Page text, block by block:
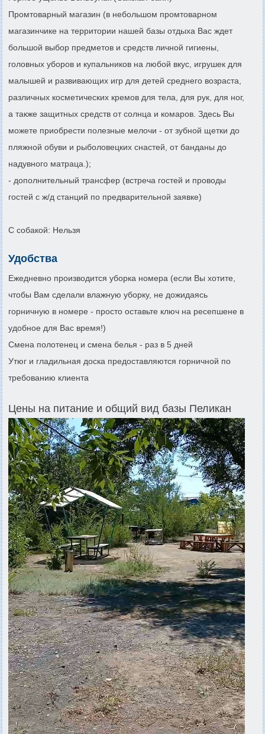
Промтоварный магазин (в небольшом промтоварном
магазинчике на территории нашей базы отдыха Вас ждет
большой выбор предметов и средств личной гигиены,
головных уборов и купальников на любой вкус, игрушек для
малышей и развивающих игр для детей среднего возраста,
различных косметических кремов для тела, для рук, для ног,
а также защитных средств от солнца и комаров. Здесь Вы
можете приобрести полезные мелочи - от зубной щетки до
пляжной обуви и рыболовецких снастей, от банданы до
надувного матраца.);
- дополнительный трансфер (встреча гостей и проводы
гостей с ж/д станций по предварительной заявке)
С собакой: Нельзя
Удобства
Ежедневно производится уборка номера (если Вы хотите,
чтобы Вам сделали влажную уборку, не дожидаясь
горничную в номере - просто оставьте ключ на ресепшене в
удобное для Вас время!)
Смена полотенец и смена белья - раз в 5 дней
Утюг и гладильная доска предоставляются горничной по
требованию клиента
Цены на питание и общий вид базы Пеликан